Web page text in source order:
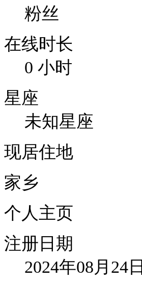
粉丝
在线时长
0 小时
星座
未知星座
现居住地
家乡
个人主页
注册日期
2024年08月24日